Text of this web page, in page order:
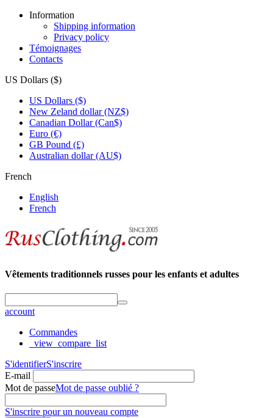
Information
Shipping information
Privacy policy
Témoignages
Contacts
US Dollars ($)
US Dollars ($)
New Zeland dollar (NZ$)
Canadian Dollar (Can$)
Euro (€)
GB Pound (£)
Australian dollar (AU$)
French
English
French
Vêtements traditionnels russes pour les enfants et adultes
account
Commandes
_view_compare_list
S'identifierS'inscrire
E-mail
Mot de passeMot de passe oublié ?
S'inscrire pour un nouveau compte